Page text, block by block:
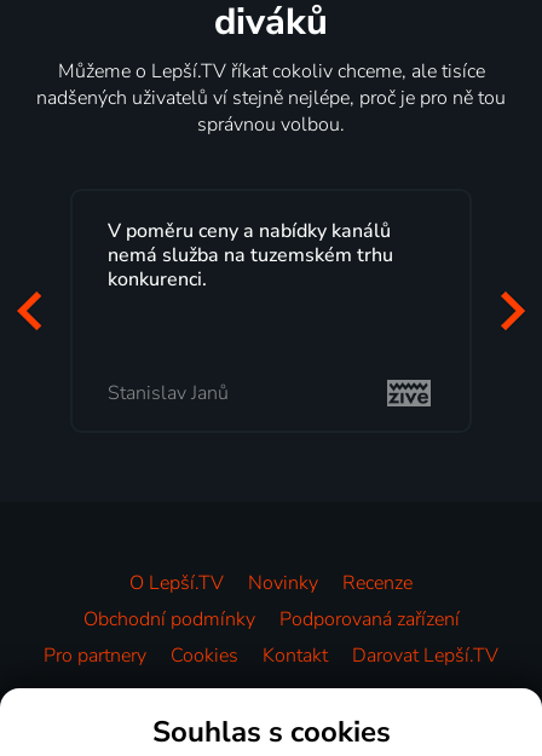
diváků
Můžeme o Lepší.TV říkat cokoliv chceme, ale tisíce
nadšených uživatelů ví stejně nejlépe, proč je pro ně tou
správnou volbou.
ceny a nabídky kanálů
služba na tuzemském trhu
začátek
mi vyhovuje.
Milada
O Lepší.TV Novinky
Recenze
Obchodní podmínky
Podporovaná zařízení
Pro partnery
Cookies Kontakt Darovat Lepší.TV
Videotéka
Souhlas s cookies